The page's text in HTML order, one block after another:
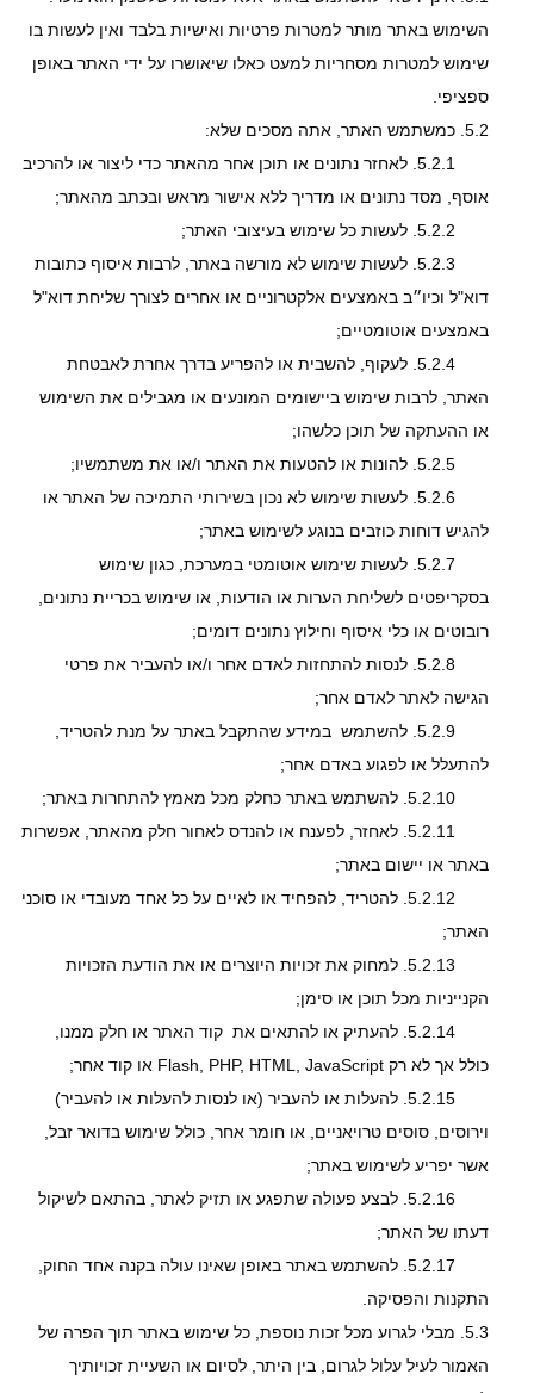
השימוש באתר מותר למטרות פרטיות ואישיות בלבד ואין לעשות בו
שימוש למטרות מסחריות למעט כאלו שיאושרו על ידי האתר באופן
ספציפי.
5.2. כמשתמש האתר, אתה מסכים שלא:
5.2.1. לאחזר נתונים או תוכן אחר מהאתר כדי ליצור או להרכיב
אוסף, מסד נתונים או מדריך ללא אישור מראש ובכתב מהאתר;
5.2.3. לעשות שימוש לא מורשה באתר, לרבות איסוף כתובות
דוא"ל וכיו״ב באמצעים אלקטרוניים או אחרים לצורך שליחת דוא"ל
באמצעים אוטומטיים;
5.2.4. לעקוף, להשבית או להפריע בדרך אחרת לאבטחת
האתר, לרבות שימוש ביישומים המונעים או מגבילים את השימוש
או ההעתקה של תוכן כלשהו;
5.2.6. לעשות שימוש לא נכון בשירותי התמיכה של האתר או
להגיש דוחות כוזבים בנוגע לשימוש באתר;
5.2.7. לעשות שימוש אוטומטי במערכת, כגון שימוש
בסקריפטים לשליחת הערות או הודעות, או שימוש בכריית נתונים,
רובוטים או כלי איסוף וחילוץ נתונים דומים;
5.2.8. לנסות להתחזות לאדם אחר ו/או להעביר את פרטי
הגישה לאתר לאדם אחר;
5.2.9. להשתמש במידע שהתקבל באתר על מנת להטריד,
להתעלל או לפגוע באדם אחר;
5.2.11. לאחזר, לפענח או להנדס לאחור חלק מהאתר, אפשרות
באתר או יישום באתר;
5.2.12. להטריד, להפחיד או לאיים על כל אחד מעובדי או סוכני
האתר;
5.2.13. למחוק את זכויות היוצרים או את הודעת הזכויות
הקנייניות מכל תוכן או סימן;
5.2.14. להעתיק או להתאים את קוד האתר או חלק ממנו,
כולל אך לא רק Flash, PHP, HTML, JavaScript או קוד אחר;
5.2.15. להעלות או להעביר (או לנסות להעלות או להעביר)
וירוסים, סוסים טרויאניים, או חומר אחר, כולל שימוש בדואר זבל,
אשר יפריע לשימוש באתר;
5.2.16. לבצע פעולה שתפגע או תזיק לאתר, בהתאם לשיקול
דעתו של האתר;
5.2.17. להשתמש באתר באופן שאינו עולה בקנה אחד החוק,
התקנות והפסיקה.
5.3. מבלי לגרוע מכל זכות נוספת, כל שימוש באתר תוך הפרה של
האמור לעיל עלול לגרום, בין היתר, לסיום או השעיית זכויותיך